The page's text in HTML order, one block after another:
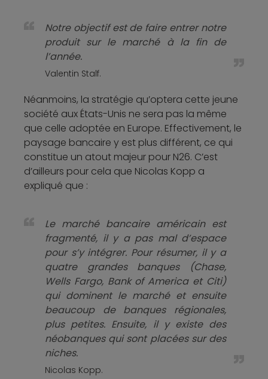
Notre objectif est de faire entrer notre
produit sur le marché à la fin de
l’année.
Valentin Stalf.
Néanmoins, la stratégie qu’optera cette jeune
société aux États-Unis ne sera pas la même
que celle adoptée en Europe. Effectivement, le
paysage bancaire y est plus différent, ce qui
constitue un atout majeur pour N26. C’est
d’ailleurs pour cela que Nicolas Kopp a
expliqué que :
Le marché bancaire américain est
fragmenté, il y a pas mal d’espace
pour s’y intégrer. Pour résumer, il y a
quatre grandes banques (Chase,
Wells Fargo, Bank of America et Citi)
qui dominent le marché et ensuite
beaucoup de banques régionales,
plus petites. Ensuite, il y existe des
néobanques qui sont placées sur des
niches.
Nicolas Kopp.